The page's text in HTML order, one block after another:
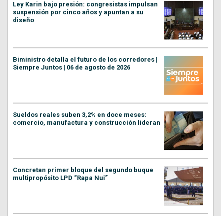
Ley Karin bajo presión: congresistas impulsan
suspensión por cinco años y apuntan a su
diseño
Biministro detalla el futuro de los corredores |
Siempre Juntos | 06 de agosto de 2026
Sueldos reales suben 3,2% en doce meses:
comercio, manufactura y construcción lideran
Concretan primer bloque del segundo buque
multipropósito LPD “Rapa Nui”